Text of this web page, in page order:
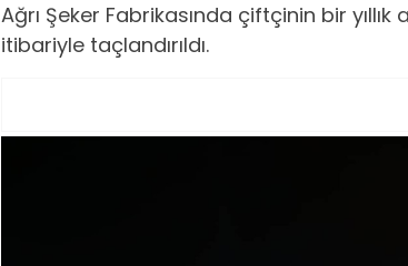
Ağrı Şeker Fabrikasında çiftçinin bir
itibariyle taçlandırıldı.